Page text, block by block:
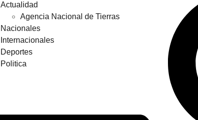
Actualidad
Agencia Nacional de Tierras
Nacionales
Internacionales
Deportes
Politica